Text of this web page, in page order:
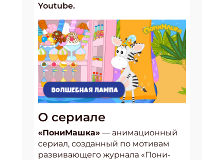
Youtube.
О сериале
«По­ни­Маш­ка» — ани­ма­ци­он­ный
се­ри­ал, соз­дан­ный по мо­ти­вам
раз­ви­ва­юще­го жур­на­ла «По­ни­